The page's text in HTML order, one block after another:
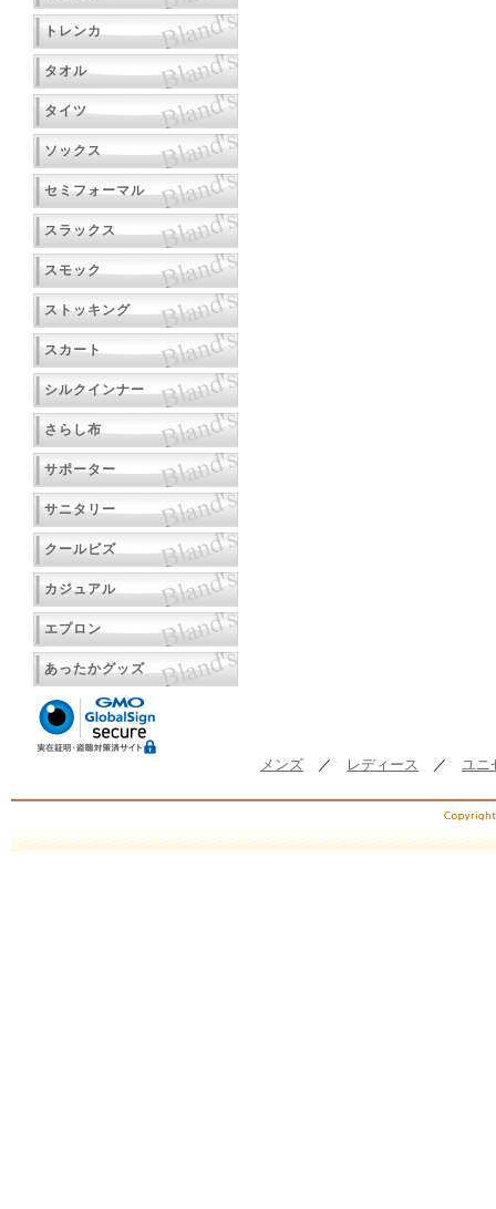
トレンカ
タオル
タイツ
ソックス
セミフォーマル
スラックス
スモック
ストッキング
スカート
シルクインナー
さらし布
サポーター
サニタリー
クールビズ
カジュアル
エプロン
あったかグッズ
メンズ ／ レディース ／ ユニ